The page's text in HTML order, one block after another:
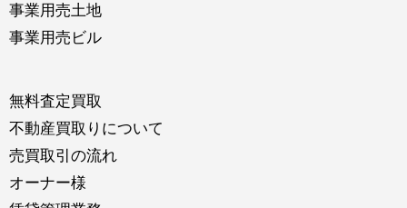
事業用売土地
事業用売ビル
無料査定買取
不動産買取りについて
売買取引の流れ
オーナー様